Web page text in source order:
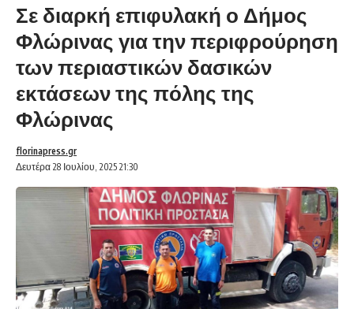
Σε διαρκή επιφυλακή ο Δήμος
Φλώρινας για την περιφρούρηση
των περιαστικών δασικών
εκτάσεων της πόλης της
Φλώρινας
Δευτέρα 28 Ιουλίου, 2025 21:30
florinapress.gr